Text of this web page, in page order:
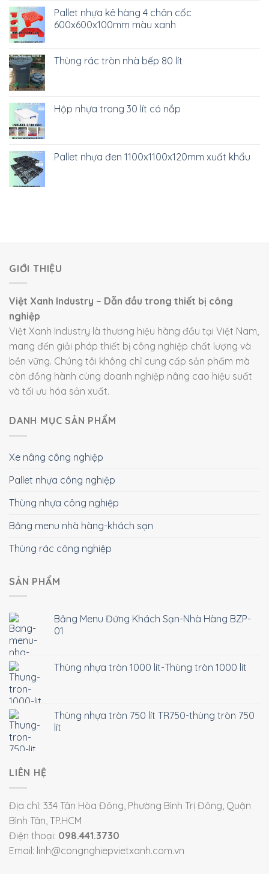
Pallet nhựa kê hàng 4 chân cốc
600x600x100mm màu xanh
Thùng rác tròn nhà bếp 80 lít
Hộp nhựa trong 30 lít có nắp
Pallet nhựa đen 1100x1100x120mm xuất khẩu
GIỚI THIỆU
Việt Xanh Industry – Dẫn đầu trong thiết bị công
nghiệp
Việt Xanh Industry là thương hiệu hàng đầu tại Việt Nam,
mang đến giải pháp thiết bị công nghiệp chất lượng và
bền vững. Chúng tôi không chỉ cung cấp sản phẩm mà
còn đồng hành cùng doanh nghiệp nâng cao hiệu suất
và tối ưu hóa sản xuất.
DANH MỤC SẢN PHẨM
Xe nâng công nghiệp
Pallet nhựa công nghiệp
Thùng nhựa công nghiệp
Bảng menu nhà hàng-khách sạn
Thùng rác công nghiệp
SẢN PHẨM
Bảng Menu Đứng Khách Sạn-Nhà Hàng BZP-
01
Thùng nhựa tròn 1000 lít-Thùng tròn 1000 lít
Thùng nhựa tròn 750 lít TR750-thùng tròn 750
lít
LIÊN HỆ
Địa chỉ: 334 Tân Hòa Đông, Phường Bình Trị Đông, Quận
Bình Tân, TP.HCM
Điện thoại: 098.441.3730
Email: linh@congnghiepvietxanh.com.vn